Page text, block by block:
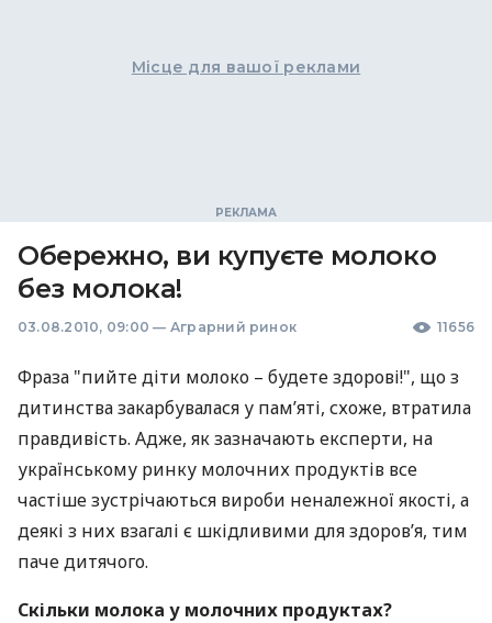
Місце для вашої реклами
Обережно, ви купуєте молоко
без молока!
03.08.2010, 09:00 — Аграрний ринок 11656
Фраза "пийте діти молоко – будете здорові!", що з
дитинства закарбувалася у пам’яті, схоже, втратила
правдивість. Адже, як зазначають експерти, на
українському ринку молочних продуктів все
частіше зустрічаються вироби неналежної якості, а
деякі з них взагалі є шкідливими для здоров’я, тим
паче дитячого.
Скільки молока у молочних продуктах?